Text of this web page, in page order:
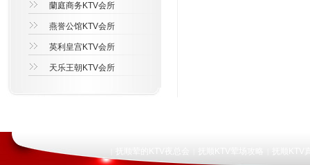
蘭庭商务KTV会所
燕誉公馆KTV会所
英利皇宫KTV会所
天乐王朝KTV会所